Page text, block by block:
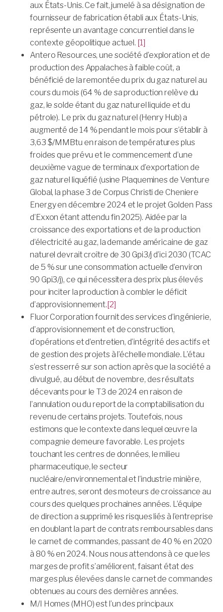
aux États-Unis. Ce fait, jumelé à sa désignation de
fournisseur de fabrication établi aux États-Unis,
représente un avantage concurrentiel dans le
contexte géopolitique actuel. [1]
Antero Resources, une société d’exploration et de
production des Appalaches à faible coût, a
bénéficié de la remontée du prix du gaz naturel au
cours du mois (64 % de sa production relève du
gaz, le solde étant du gaz naturel liquide et du
pétrole). Le prix du gaz naturel (Henry Hub) a
augmenté de 14 % pendant le mois pour s’établir à
3,63 $/MMBtu en raison de températures plus
froides que prévu et le commencement d’une
deuxième vague de terminaux d’exportation de
gaz naturel liquéfié (usine Plaquemines de Venture
Global, la phase 3 de Corpus Christi de Cheniere
Energy en décembre 2024 et le projet Golden Pass
d’Exxon étant attendu fin 2025). Aidée par la
croissance des exportations et de la production
d’électricité au gaz, la demande américaine de gaz
naturel devrait croître de 30 Gpi3/j d’ici 2030 (TCAC
de 5 % sur une consommation actuelle d’environ
90 Gpi3/j), ce qui nécessitera des prix plus élevés
pour inciter la production à combler le déficit
d’approvisionnement.[2]
Fluor Corporation fournit des services d’ingénierie,
d’approvisionnement et de construction,
d’opérations et d’entretien, d’intégrité des actifs et
de gestion des projets à l’échelle mondiale. L’étau
s’est resserré sur son action après que la société a
divulgué, au début de novembre, des résultats
décevants pour le T3 de 2024 en raison de
l’annulation ou du report de la comptabilisation du
revenu de certains projets. Toutefois, nous
estimons que le contexte dans lequel œuvre la
compagnie demeure favorable. Les projets
touchant les centres de données, le milieu
pharmaceutique, le secteur
nucléaire/environnemental et l’industrie minière,
entre autres, seront des moteurs de croissance au
cours des quelques prochaines années. L’équipe
de direction a supprimé les risques liés à l’entreprise
en doublant la part de contrats remboursables dans
le carnet de commandes, passant de 40 % en 2020
à 80 % en 2024. Nous nous attendons à ce que les
marges de profit s’améliorent, faisant état des
marges plus élevées dans le carnet de commandes
obtenues au cours des dernières années.
M/I Homes (MHO) est l’un des principaux